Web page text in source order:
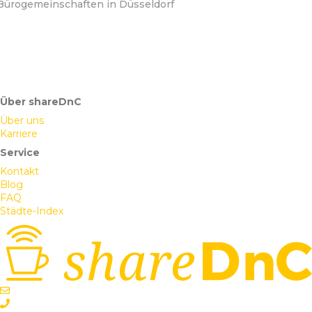
ein hochwertiges, ruhiges und repräsentatives
in Düsseldorf
Über shareDnC
Über uns
Karriere
Service
Kontakt
Blog
FAQ
Städte-Index